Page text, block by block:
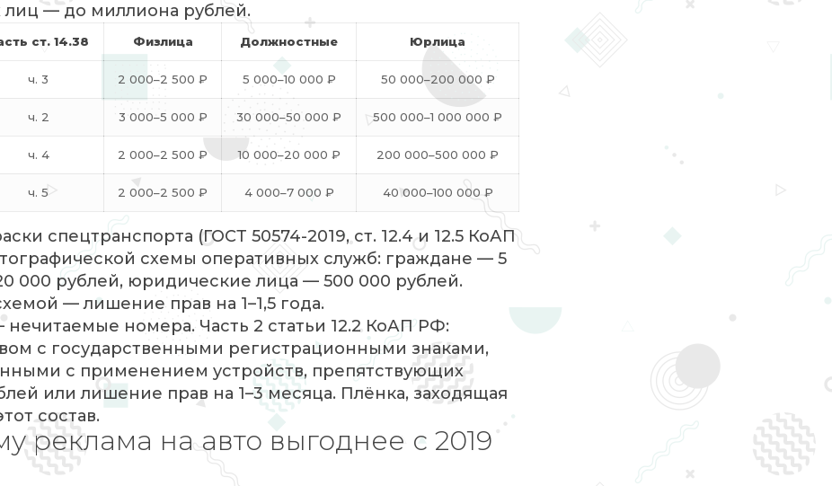
— до миллиона рублей.
ст. 14.38 Физлица Должностные Юрлица
ч. 3 2 000–2 500 ₽ 5 000–10 000 ₽ 50 000–200 000 ₽
ч. 2 3 000–5 000 ₽ 30 000–50 000 ₽ 500 000–1 000 000 ₽
ч. 4 2 000–2 500 ₽ 10 000–20 000 ₽ 200 000–500 000 ₽
ч. 5 2 000–2 500 ₽ 4 000–7 000 ₽ 40 000–100 000 ₽
спецтранспорта (ГОСТ 50574-2019, ст. 12.4 и 12.5 КоАП
схемы оперативных служб: граждане — 5
000 рублей, юридические лица — 500 000 рублей.
— лишение прав на 1–1,5 года.
номера. Часть 2 статьи 12.2 КоАП РФ:
с государственными регистрационными знаками,
с применением устройств, препятствующих
или лишение прав на 1–3 месяца. Плёнка, заходящая
состав.
реклама на авто выгоднее с 2019